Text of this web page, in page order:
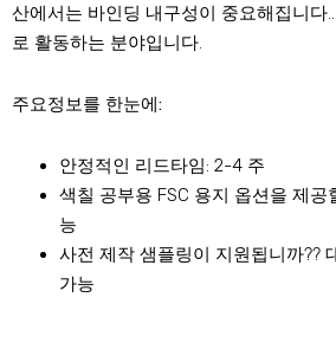
산에서는 바인딩 내구성이 중요해집니다
로 활동하는 분야입니다.
주요정보를 한눈에:
안정적인 리드타임: 2-4 주
색칠 공부용 FSC 용지 옵션을 제공
능
사전 제작 샘플링이 지원됩니까??
가능